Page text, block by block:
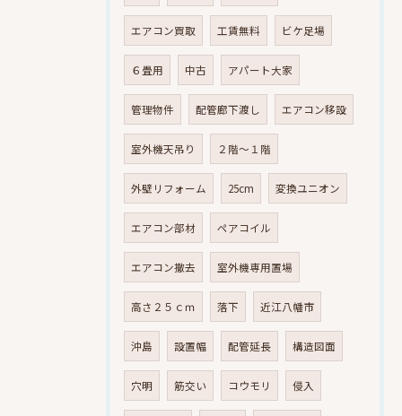
エアコン買取 工賃無料 ビケ足場
６畳用 中古 アパート大家
管理物件 配管廊下渡し エアコン移設
室外機天吊り ２階～１階
外壁リフォーム 25cm 変換ユニオン
エアコン部材 ペアコイル
エアコン撤去 室外機専用置場
高さ２５ｃｍ 落下 近江八幡市
沖島 設置幅 配管延長 構造図面
穴明 筋交い コウモリ 侵入